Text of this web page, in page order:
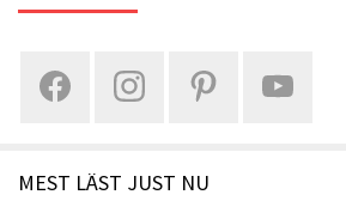
MEST LÄST JUST NU